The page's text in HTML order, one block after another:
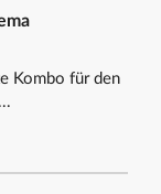
Kombo für den